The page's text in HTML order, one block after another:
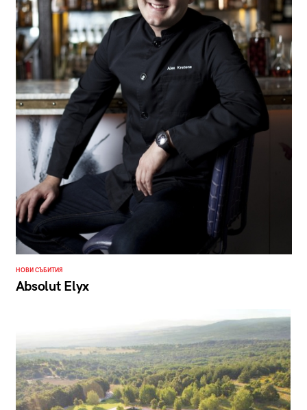
НОВИ СЪБИТИЯ
Absolut Elyx